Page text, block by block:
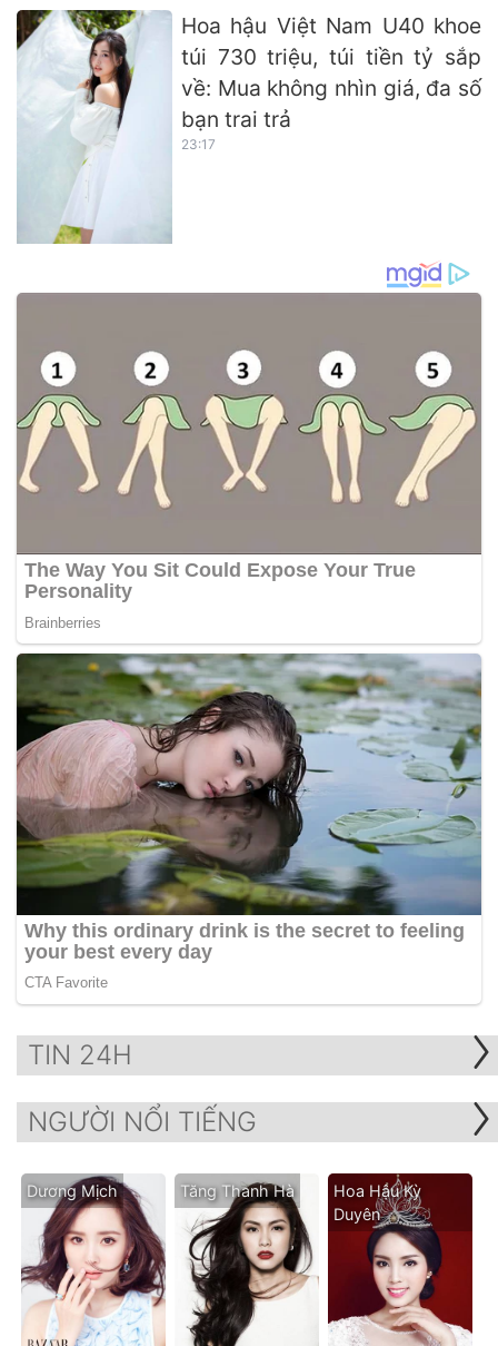
Hoa hậu Việt Nam U40 khoe
túi 730 triệu, túi tiền tỷ sắp
về: Mua không nhìn giá, đa số
bạn trai trả
23:17
TIN 24H
NGƯỜI NỔI TIẾNG
Dương Mịch Tăng Thanh Hà
Hoa Hậu Kỳ
Duyên